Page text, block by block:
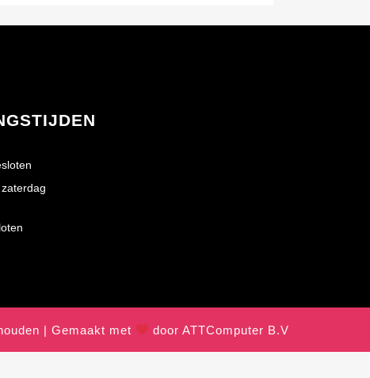
| Gemaakt met door ATTComputer B.V